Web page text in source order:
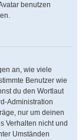
benutzen
an, wie viele
Benutzer wie
du den Wortlaut
Administration
nur um deinen
Verhalten nicht und
Umständen